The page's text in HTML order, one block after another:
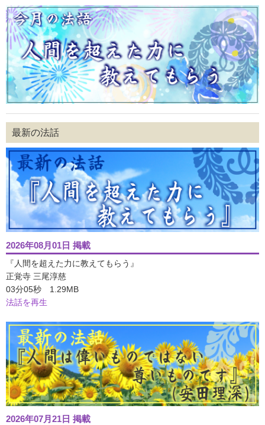
最新の法話
2026年08月01日 掲載
『人間を超えた力に教えてもらう』
正覚寺 三尾淳慈
03分05秒 1.29MB
法話を再生
2026年07月21日 掲載